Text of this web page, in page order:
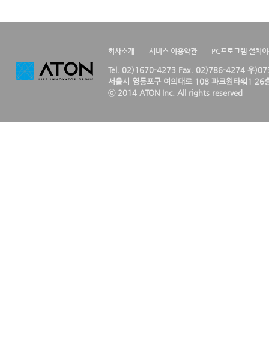
회사소개 서비스 이용약관 PC프로그램 설치
Tel. 02)1670-4273 Fax. 02)786-4274 우
서울시 영등포구 여의대로 108 파크원타워1 26
ⓒ 2014 ATON Inc. All rights reserved